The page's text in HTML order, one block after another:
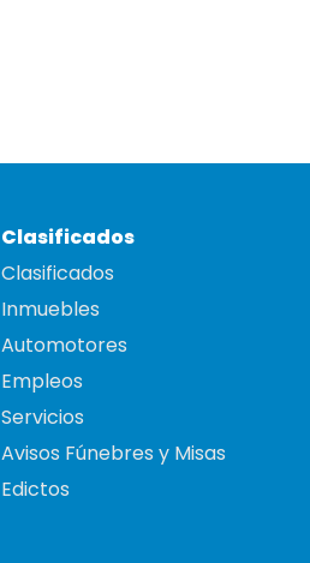
Clasificados
Clasificados
Inmuebles
Automotores
Empleos
Servicios
Avisos Fúnebres y Misas
Edictos